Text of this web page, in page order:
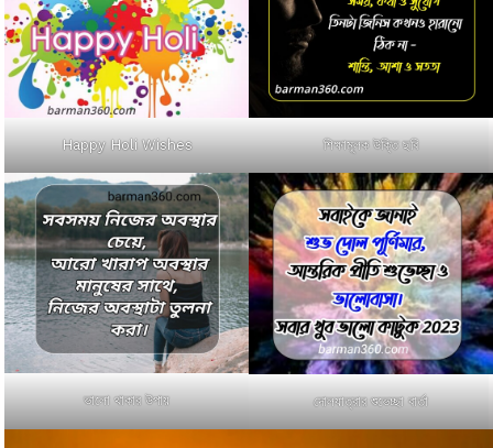
Happy Holi Wishes শিক্ষামূলক উক্তি ছবি
ভালো থাকার উপায় দোলযাত্রার শুভেচ্ছা বার্তা